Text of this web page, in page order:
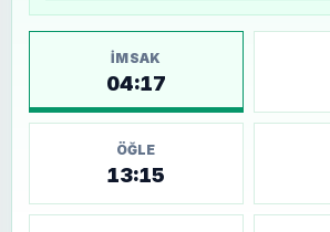
İMSAK
04:17
ÖĞLE
13:15